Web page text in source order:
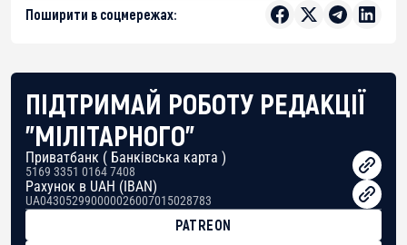
Поширити в соцмережах:
ПІДТРИМАЙ РОБОТУ РЕДАКЦІЇ
"МІЛІТАРНОГО"
Приватбанк ( Банківська карта )
5169 3351 0164 7408
Рахунок в UAH (IBAN)
UA043052990000026007015028783
PATREON